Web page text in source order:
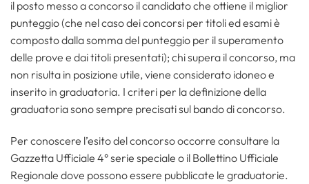
il posto messo a concorso il candidato che ottiene il miglior
punteggio (che nel caso dei concorsi per titoli ed esami è
composto dalla somma del punteggio per il superamento
delle prove e dai titoli presentati); chi supera il concorso, ma
non risulta in posizione utile, viene considerato idoneo e
inserito in graduatoria. I criteri per la definizione della
graduatoria sono sempre precisati sul bando di concorso.
Per conoscere l’esito del concorso occorre consultare la
Gazzetta Ufficiale 4° serie speciale o il Bollettino Ufficiale
Regionale dove possono essere pubblicate le graduatorie.